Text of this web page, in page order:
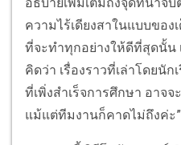
ความไร้เดียงสาในแบบของ
ที่จะทำทุกอย่างให้ดีที่สุดนั้น
คิดว่า เรื่องราวที่เล่าโดยนั
ที่เพิ่งสำเร็จการศึกษา อาจจ
แม้แต่ทีมงานก็คาดไม่ถึงค่ะ”